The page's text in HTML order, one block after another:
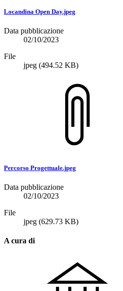
Locandina Open Day.jpeg
Data pubblicazione
02/10/2023
File
jpeg (494.52 KB)
Percorso Progettuale.jpeg
Data pubblicazione
02/10/2023
File
jpeg (629.73 KB)
A cura di